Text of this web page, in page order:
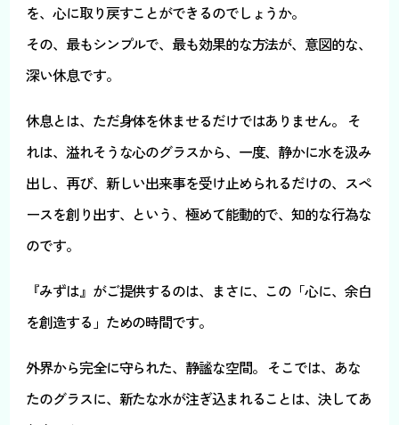
を、心に取り戻すことができるのでしょうか。
その、最もシンプルで、最も効果的な方法が、意図的な、
深い休息です。
休息とは、ただ身体を休ませるだけではありません。 そ
れは、溢れそうな心のグラスから、一度、静かに水を汲み
出し、再び、新しい出来事を受け止められるだけの、スペ
ースを創り出す、という、極めて能動的で、知的な行為な
のです。
『みずは』がご提供するのは、まさに、この「心に、余白
を創造する」ための時間です。
外界から完全に守られた、静謐な空間。 そこでは、あな
たのグラスに、新たな水が注ぎ込まれることは、決してあ